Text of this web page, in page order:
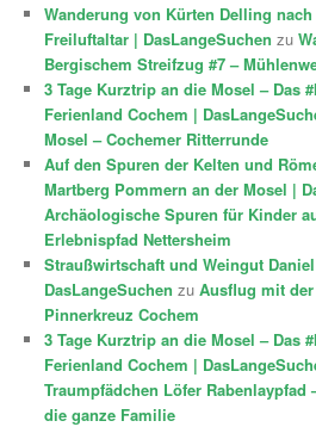
Wanderung von Kürten Delling
Freiluftaltar | DasLangeSuchen zu
Bergischem Streifzug #7 –
3 Tage Kurztrip an die Mosel – Das
Ferienland Cochem |
Mosel – Cochemer Ritterrunde
Auf den Spuren der Kelten und
Martberg Pommern an der Mosel |
Archäologische Spuren für Kinder
Erlebnispfad Nettersheim
Straußwirtschaft und Weingut
DasLangeSuchen zuAusflug mit
Pinnerkreuz Cochem
3 Tage Kurztrip an die Mosel – Das
Ferienland Cochem |
Traumpfädchen Löfer
die ganze Familie